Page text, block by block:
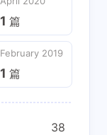
1 篇
February 2019
1 篇
38